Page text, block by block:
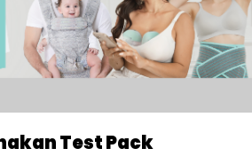
Test Pack